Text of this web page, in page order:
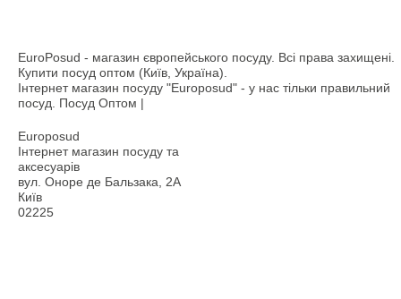
EuroPosud - магазин європейського посуду. Всі права захищені.
Купити посуд оптом (Київ, Україна).
Інтернет магазин посуду "Europosud" - у нас тільки правильний
посуд. Посуд Оптом |
Europosud
Інтернет магазин посуду та
аксесуарів
вул. Оноре де Бальзака, 2А
Київ
02225